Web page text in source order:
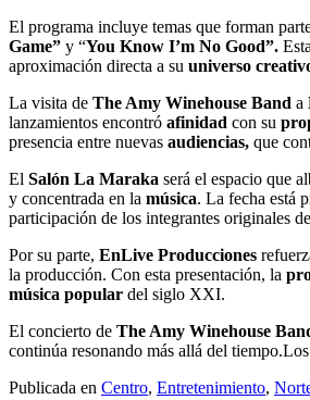
El programa incluye temas que forman
Game” y “You Know I’m No Good”.
aproximación directa a su universo
La visita de The Amy Winehouse Band a
lanzamientos encontró afinidad con su
presencia entre nuevas audiencias, que
El Salón La Maraka será el espacio que
y concentrada en la música. La fecha está
participación de los integrantes originales
Por su parte, EnLive Producciones
la producción. Con esta presentación, la
música popular del siglo XXI.
El concierto de The Amy Winehouse
continúa resonando más allá del
Publicada en Centro, Entretenimiento,